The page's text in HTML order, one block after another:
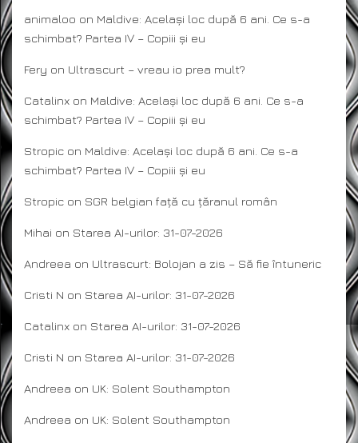
animaloo on Maldive: Același loc după 6 ani. Ce s-a
schimbat? Partea IV – Copiii și eu
Fery on Ultrascurt – vreau io prea mult?
Catalinx on Maldive: Același loc după 6 ani. Ce s-a
schimbat? Partea IV – Copiii și eu
Stropic on Maldive: Același loc după 6 ani. Ce s-a
schimbat? Partea IV – Copiii și eu
Stropic on SGR belgian față cu țăranul român
Mihai on Starea AI-urilor: 31-07-2026
Andreea on Ultrascurt: Bolojan a zis – Să fie întuneric
Cristi N on Starea AI-urilor: 31-07-2026
Catalinx on Starea AI-urilor: 31-07-2026
Cristi N on Starea AI-urilor: 31-07-2026
Andreea on UK: Solent Southampton
Andreea on UK: Solent Southampton